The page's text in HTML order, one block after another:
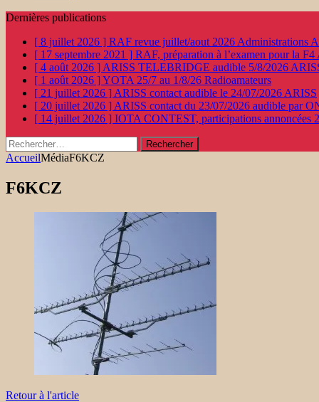
Dernières publications
[ 8 juillet 2026 ] RAF revue juillet/aout 2026 Administrations
[ 17 septembre 2021 ] RAF, préparation à l’examen pour la F4
[ 4 août 2026 ] ARISS TELEBRIDGE audible 5/8/2026
[ 1 août 2026 ]YOTA 25/7 au 1/8/26 Radioamateurs
[ 21 juillet 2026 ] ARISS contact audible le 24/07/2026 ARISS
[ 20 juillet 2026 ] ARISS contact du 23/07/2026 audible par
[ 14 juillet 2026 ] IOTA CONTEST, participations annoncées
Rechercher :
AccueilMédiaF6KCZ
F6KCZ
Retour à l'article